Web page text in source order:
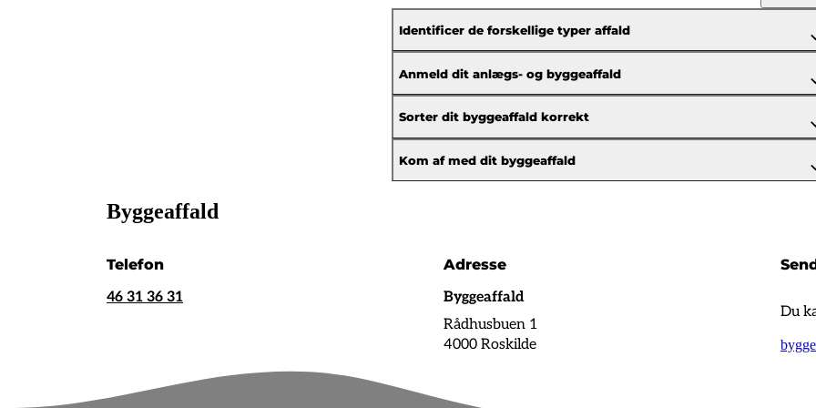
Identificer de forskellige typer affald
Anmeld dit anlægs- og byggeaffald
Sorter dit byggeaffald korrekt
Kom af med dit byggeaffald
Byggeaffald
Telefon
46 31 36 31
Adresse
Byggeaffald
Rådhusbuen 1
4000 Roskilde
Du